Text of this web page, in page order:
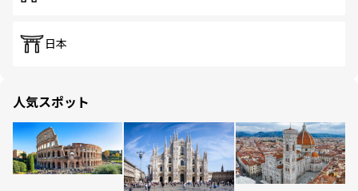
日本
人気スポット